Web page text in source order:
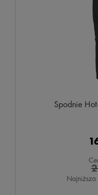
Spodnie
Najniższa